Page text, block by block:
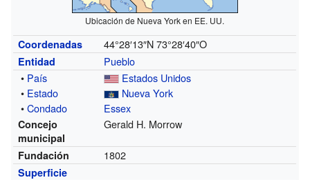
Ubicación de Nueva York en EE. UU.
Coordenadas 44°28′13″N 73°28′40″O
Entidad
Pueblo
• País
Estados Unidos
• Estado
Nueva York
•Condado Essex
Concejo
municipal
Gerald H. Morrow
Fundación 1802
Superficie